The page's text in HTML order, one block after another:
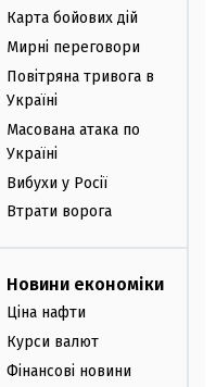
Карта бойових дій
Мирні переговори
Повітряна тривога в
Україні
Масована атака по
Україні
Вибухи у Росії
Втрати ворога
Новини економіки
Ціна нафти
Курси валют
Фінансові новини